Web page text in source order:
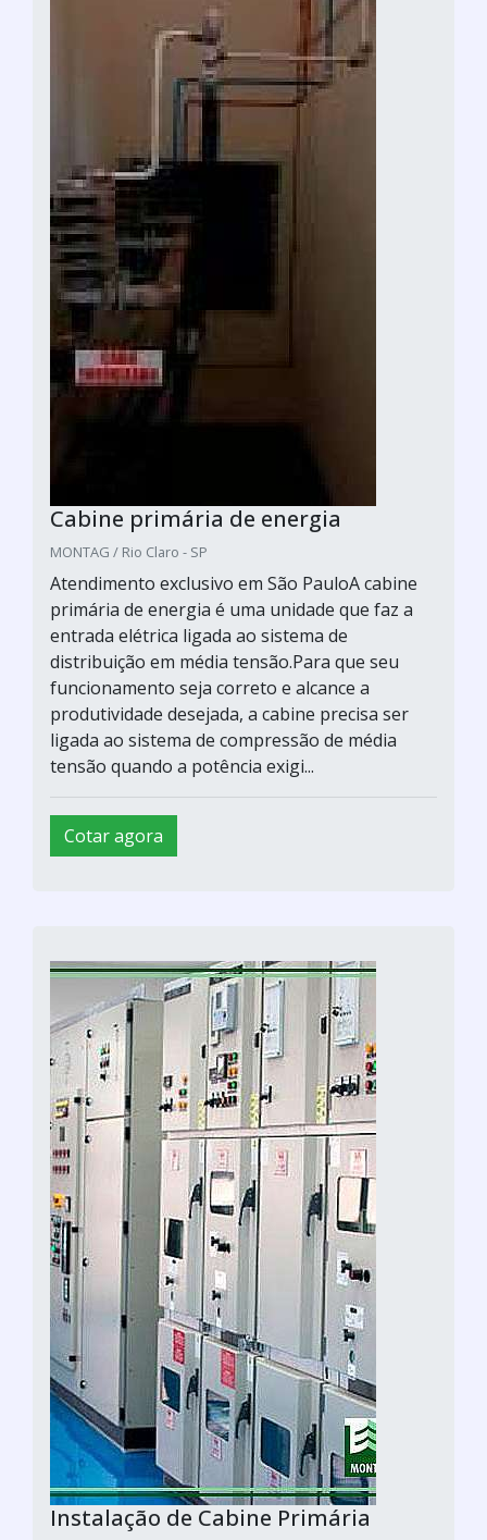
Cabine primária de energia
MONTAG / Rio Claro - SP
Atendimento exclusivo em São PauloA cabine
primária de energia é uma unidade que faz a
entrada elétrica ligada ao sistema de
distribuição em média tensão.Para que seu
funcionamento seja correto e alcance a
produtividade desejada, a cabine precisa ser
ligada ao sistema de compressão de média
tensão quando a potência exigi...
Cotar agora
Instalação de Cabine Primária